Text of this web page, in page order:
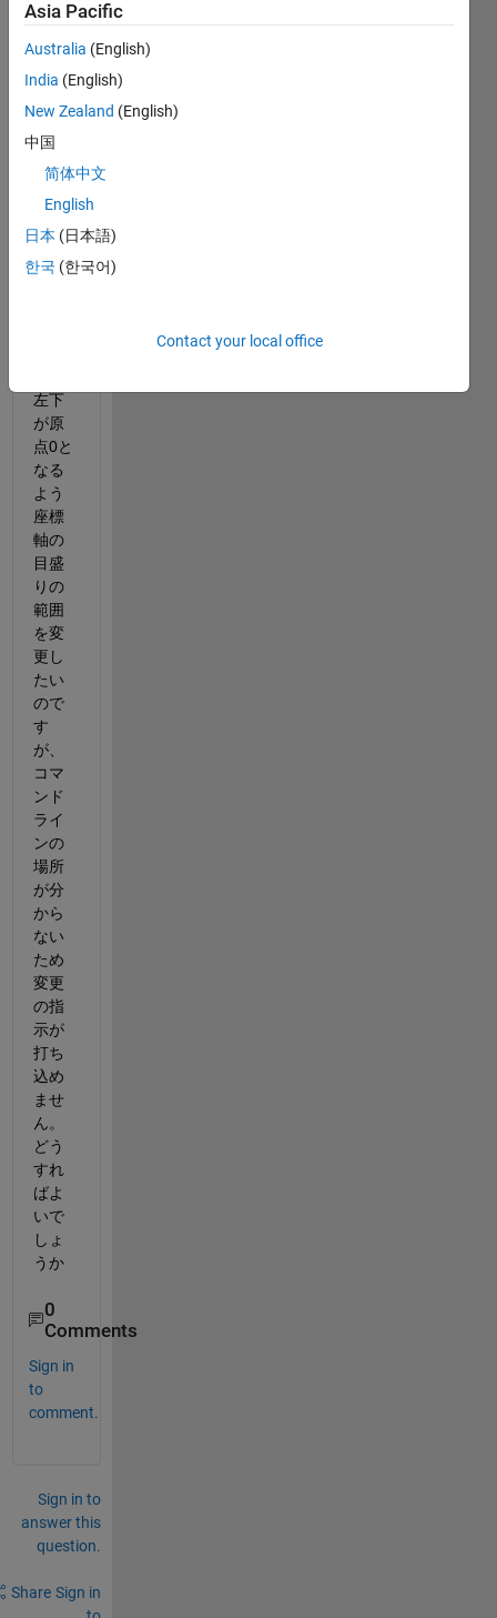
Curv
e
Fittin
Toolb
oxで
作成
左下
が原
点0と
なる
よう
座標
軸の
目盛
りの
範囲
を変
更し
たい
ので
す
が、
コマ
ンド
ライ
ンの
場所
が分
から
ない
ため
変更
の指
示が
打ち
込め
ませ
ん。
どう
すれ
ばよ
いで
しょ
うか
0
Comments
Sign in
to
comment.
Sign in to
answer this
question.
Share Sign in
Asia Pacific
Australia (English)
India (English)
New Zealand (English)
中国
简体中文
English
日本 (日本語)
한국 (한국어)
Contact your local office